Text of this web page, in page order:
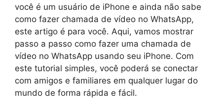
você é um usuário de iPhone e ainda não sabe
como fazer chamada de vídeo no WhatsApp,
este artigo é para você. Aqui, vamos mostrar
passo a passo como fazer uma chamada de
vídeo no WhatsApp usando seu iPhone. Com
este tutorial simples, você poderá se conectar
com amigos e familiares em qualquer lugar do
mundo de forma rápida e fácil.